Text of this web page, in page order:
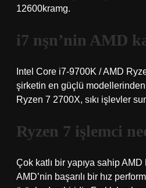
12600kramg.
i7 nşn’nin AMD
Intel Core i7-9700K / AMD
şirketin en güçlü
Ryzen 7 2700X, sıkı işlevler
Ryzen 7 işlemci
Çok katlı bir yapıya sahip
AMD’nin başarılı bir hız